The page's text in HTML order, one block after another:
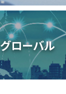
グローバル